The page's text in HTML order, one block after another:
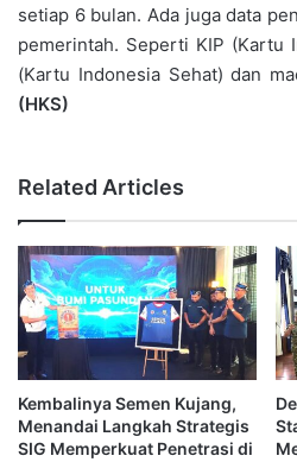
setiap 6 bulan. Ada juga data
pemerintah. Seperti KIP (Kartu
(Kartu Indonesia Sehat) dan
(HKS)
Related Articles
Kembalinya Semen Kujang,
Menandai Langkah Strategis
SIG Memperkuat Penetrasi di